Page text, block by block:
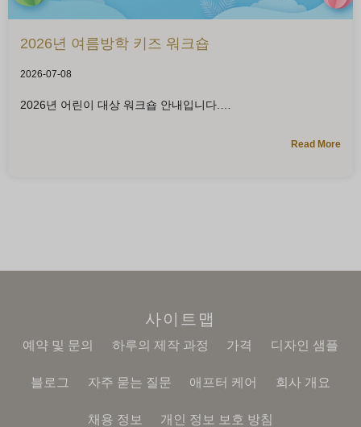
2026년 여름방학 키즈 워크숍
2026-07-08
2026년 어린이 대상 워크숍 안내입니다.
Read More
사이트맵
예약 및 문의 하루의 제작 과정 가격 디자인 샘플
블로그 자주 묻는 질문 애프터 케어 회사 개요
채용 정보 개인 정보 보호 방침